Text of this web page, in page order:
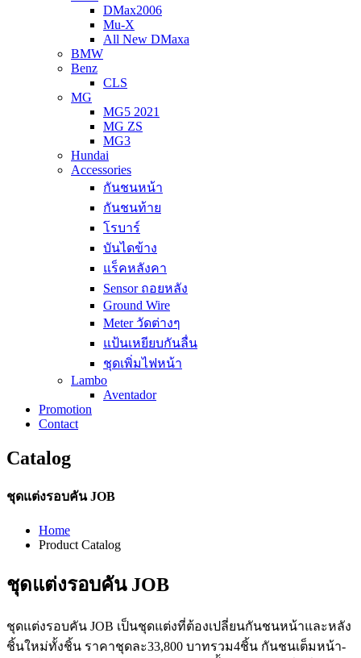
DMax2006
Mu-X
All New DMaxa
BMW
Benz
CLS
MG
MG5 2021
MG ZS
MG3
Hundai
Accessories
กันชนหน้า
กันชนท้าย
โรบาร์
บันไดข้าง
แร็คหลังคา
Sensor ถอยหลัง
Ground Wire
Meter วัดต่างๆ
แป้นเหยียบกันลื่น
ชุดเพิ่มไฟหน้า
Lambo
Aventador
Promotion
Contact
Catalog
ชุดแต่งรอบคัน JOB
Home
Product Catalog
ชุดแต่งรอบคัน JOB
ชุดแต่งรอบคัน JOB เป็นชุดแต่งที่ต้องเปลี่ยนกันชนหน้าและหลัง
ชิ้นใหม่ทั้งชิ้น ราคาชุดละ33,800 บาทรวม4ชิ้น กันชนเต็มหน้า-